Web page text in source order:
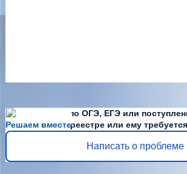
Решаем вместе
Есть вопросы по ОГЭ, ЕГЭ или
Диплома нет в реестре или ему
Написать о проблеме